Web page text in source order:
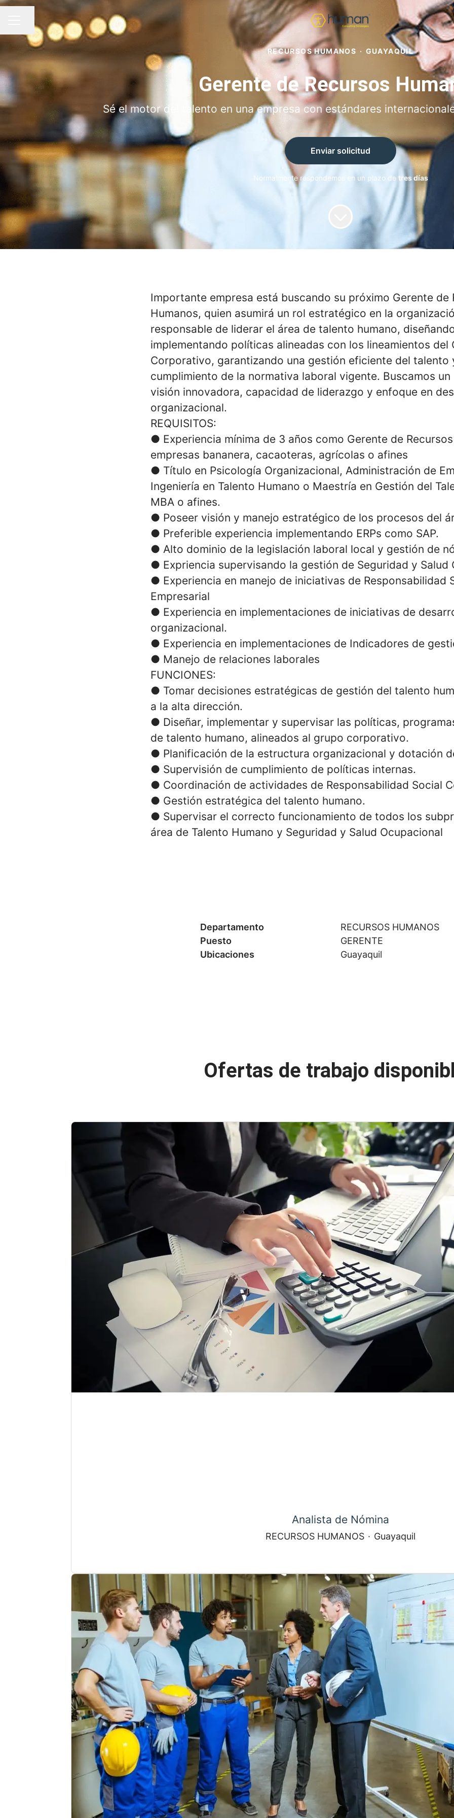
MENÚ DE EMPLEO
Compartir página
RECURSOS HUMANOS · GUAYAQUIL
Gerente de Recursos
Sé el motor del talento en una empresa con estándares
Enviar solicitud
Normalmente respondemos en un plazo de tres días
Importante empresa está buscando su próximo Gerente de
Humanos, quien asumirá un rol estratégico en la
responsable de liderar el área de talento humano,
implementando políticas alineadas con los lineamientos del
Corporativo, garantizando una gestión eficiente del talento
cumplimiento de la normativa laboral vigente. Buscamos
visión innovadora, capacidad de liderazgo y enfoque en
organizacional.
REQUISITOS:
● Experiencia mínima de 3 años como Gerente de
empresas bananera, cacaoteras, agrícolas o afines
● Título en Psicología Organizacional, Administración de
Ingeniería en Talento Humano o Maestría en Gestión del
MBA o afines.
● Poseer visión y manejo estratégico de los procesos del
● Preferible experiencia implementando ERPs como SAP.
● Alto dominio de la legislación laboral local y gestión de
● Expriencia supervisando la gestión de Seguridad y Salud
● Experiencia en manejo de iniciativas de Responsabilidad
Empresarial
● Experiencia en implementaciones de iniciativas de
organizacional.
● Experiencia en implementaciones de Indicadores de
● Manejo de relaciones laborales
FUNCIONES:
● Tomar decisiones estratégicas de gestión del talento
a la alta dirección.
● Diseñar, implementar y supervisar las políticas,
de talento humano, alineados al grupo corporativo.
● Planificación de la estructura organizacional y dotación
● Supervisión de cumplimiento de políticas internas.
● Coordinación de actividades de Responsabilidad Social
● Gestión estratégica del talento humano.
● Supervisar el correcto funcionamiento de todos los
área de Talento Humano y Seguridad y Salud Ocupacional
Departamento
RECURSOS HUMANOS
Puesto
GERENTE
Ubicaciones
Guayaquil
Ofertas de trabajo
Analista de Nómina
RECURSOS HUMANOS · Guayaquil